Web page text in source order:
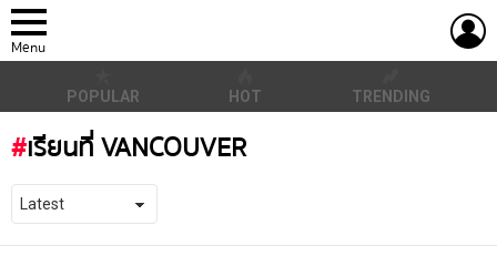
Menu
POPULAR HOT TRENDING
เรียนที่ VANCOUVER